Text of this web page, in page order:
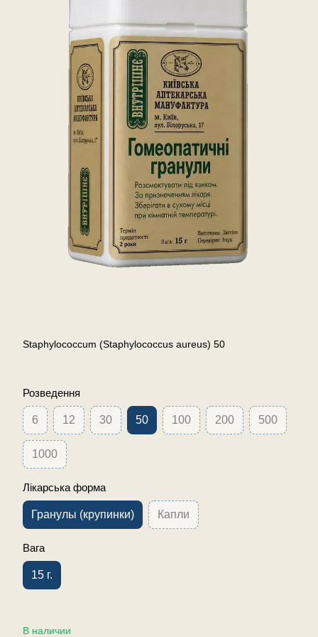
Staphylococcum (Staphylococcus aureus) 50
Розведення
6 12 30 50 100 200 500
1000
Лікарська форма
Гранулы (крупинки) Капли
Вага
15 г.
В наличии